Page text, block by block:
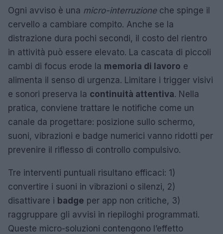
Ogni avviso è una micro-interruzioneche spinge il
cervello a cambiare compito. Anche se la
distrazione dura pochi secondi, il costo del rientro
in attività può essere elevato. La cascata di piccoli
cambi di focus erode la memoria di lavoro e
alimenta il senso di urgenza. Limitare i trigger visivi
e sonori preserva la continuità attentiva. Nella
pratica, conviene trattare le notifiche come un
canale da progettare: posizione sullo schermo,
suoni, vibrazioni e badge numerici vanno ridotti per
prevenire il riflesso di controllo compulsivo.
Tre interventi puntuali risultano efficaci: 1)
convertire i suoni in vibrazioni o silenzi, 2)
disattivare i badge per app non critiche, 3)
raggruppare gli avvisi in riepiloghi programmati.
Queste micro-soluzioni contengono l’effetto